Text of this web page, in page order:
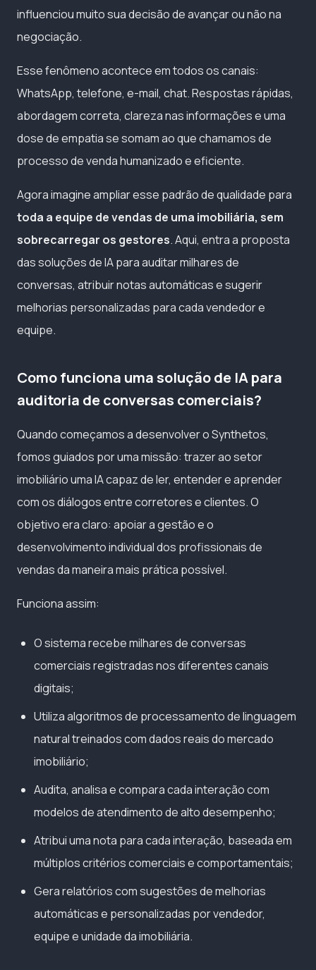
influenciou muito sua decisão de avançar ou não na
negociação.
Esse fenômeno acontece em todos os canais:
WhatsApp, telefone, e-mail, chat. Respostas rápidas,
abordagem correta, clareza nas informações e uma
dose de empatia se somam ao que chamamos de
processo de venda humanizado e eficiente.
Agora imagine ampliar esse padrão de qualidade para
toda a equipe de vendas de uma imobiliária, sem
sobrecarregar os gestores. Aqui, entra a proposta
das soluções de IA para auditar milhares de
conversas, atribuir notas automáticas e sugerir
melhorias personalizadas para cada vendedor e
equipe.
Como funciona uma solução de IA para
auditoria de conversas comerciais?
Quando começamos a desenvolver o Synthetos,
fomos guiados por uma missão: trazer ao setor
imobiliário uma IA capaz de ler, entender e aprender
com os diálogos entre corretores e clientes. O
objetivo era claro: apoiar a gestão e o
desenvolvimento individual dos profissionais de
vendas da maneira mais prática possível.
Funciona assim:
O sistema recebe milhares de conversas
comerciais registradas nos diferentes canais
digitais;
Utiliza algoritmos de processamento de linguagem
natural treinados com dados reais do mercado
imobiliário;
Audita, analisa e compara cada interação com
modelos de atendimento de alto desempenho;
Atribui uma nota para cada interação, baseada em
múltiplos critérios comerciais e comportamentais;
Gera relatórios com sugestões de melhorias
automáticas e personalizadas por vendedor,
equipe e unidade da imobiliária.